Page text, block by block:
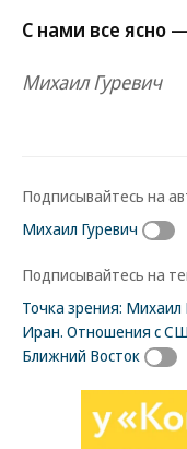
С нами все ясно
Михаил Гуревич
Подписывайтесь на
Михаил Гуревич
Подписывайтесь на
Точка зрения: Михаил
Иран. Отношения с
Ближний Восток